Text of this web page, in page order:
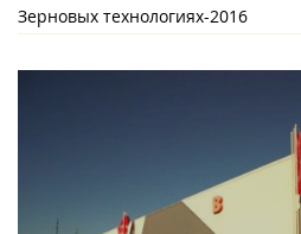
Зерновых технологиях-2016